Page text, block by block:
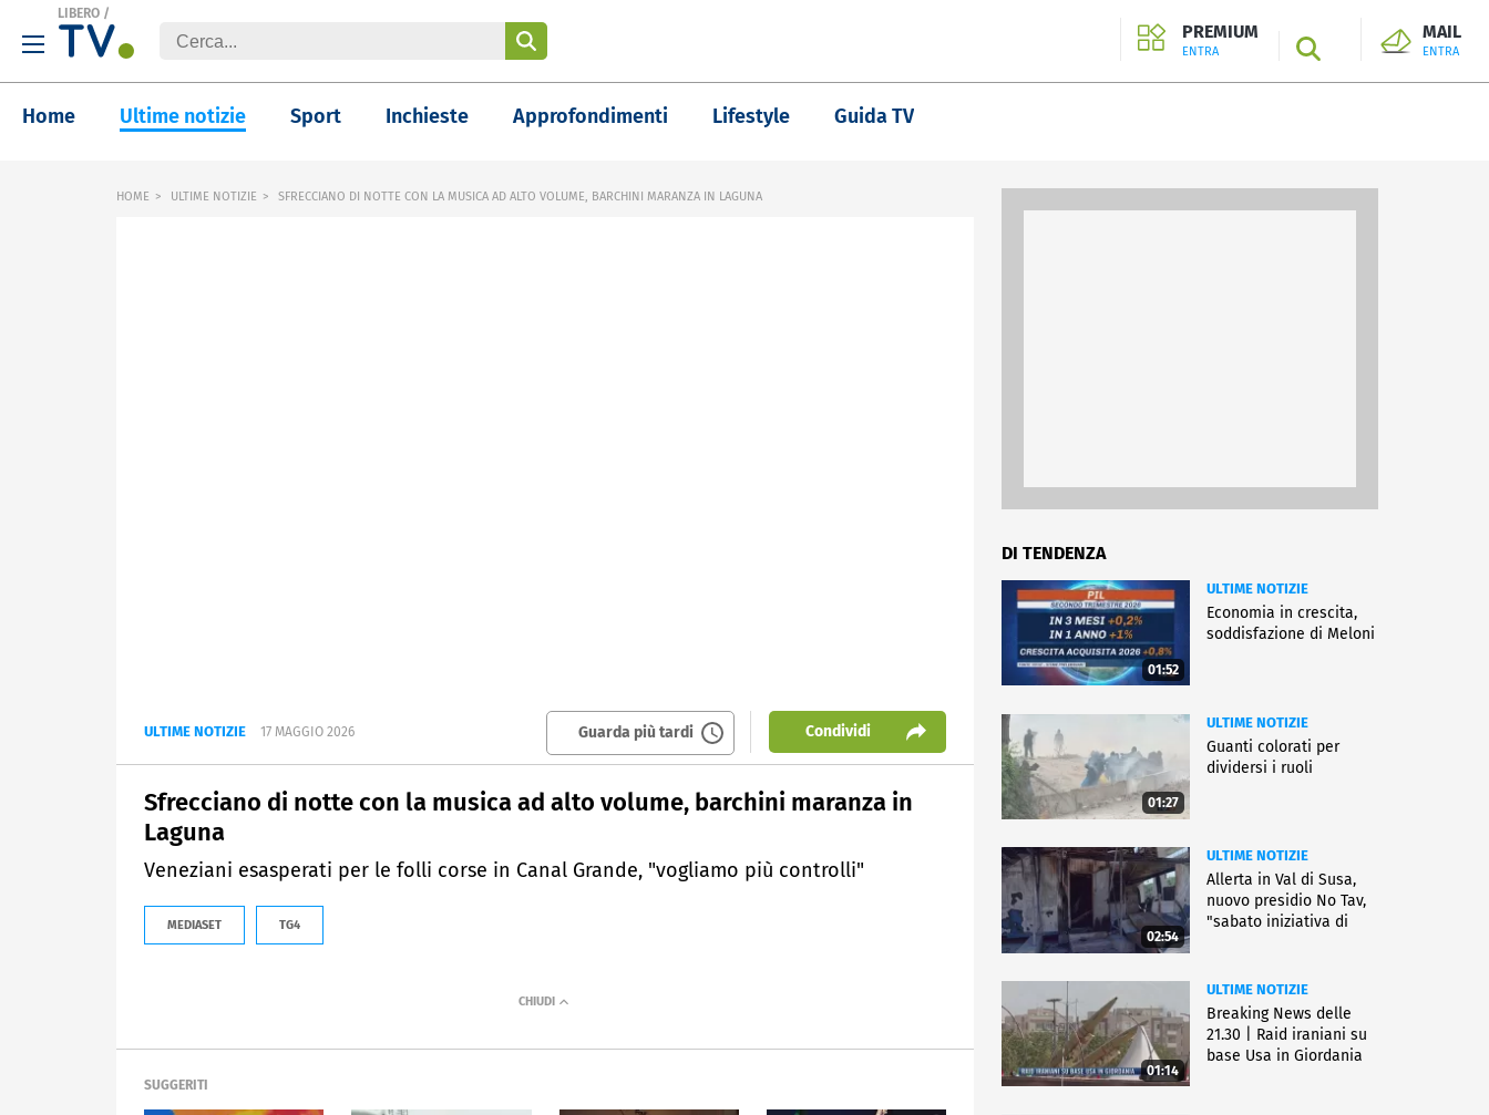
LIBERO /
PREMIUM
ENTRA SEARCH
MAIL
ENTRA
Home Ultime notizie Sport Inchieste Approfondimenti Lifestyle Guida TV
HOME ULTIME NOTIZIE SFRECCIANO DI NOTTE CON LA MUSICA AD ALTO VOLUME, BARCHINI MARANZA IN LAGUNA
ULTIME NOTIZIE 17 MAGGIO 2026 Guarda più tardi Condividi
Sfrecciano di notte con la musica ad alto volume, barchini maranza in
Laguna
Veneziani esasperati per le folli corse in Canal Grande, "vogliamo più controlli"
MEDIASET TG4
SUGGERITI
DI TENDENZA
01:52
ULTIME NOTIZIE
Economia in crescita,
soddisfazione di Meloni
01:27
ULTIME NOTIZIE
Guanti colorati per
dividersi i ruoli
02:54
ULTIME NOTIZIE
Allerta in Val di Susa,
nuovo presidio No Tav,
"sabato iniziativa di
01:14
ULTIME NOTIZIE
Breaking News delle
21.30 | Raid iraniani su
base Usa in Giordania